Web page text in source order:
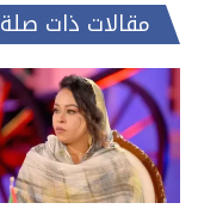
مقالات ذات صلة